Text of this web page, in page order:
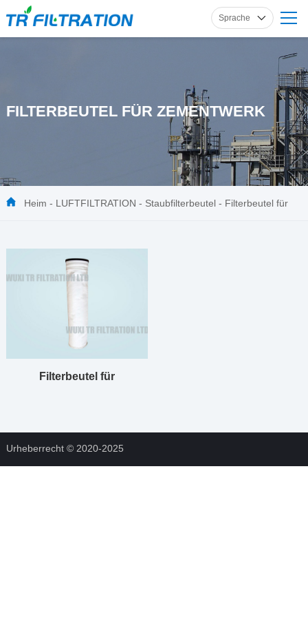
Sprache
Englisch
Spanisch
FILTERBEUTEL FÜR ZEMENTWERK
Heim - LUFTFILTRATION - Staubfilterbeutel- Filterbeutel für
Filterbeutel für
Urheberrecht © 2020-2025